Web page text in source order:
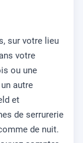
sur votre lieu
votre
ou une
autre
et
de serrurerie
de nuit.